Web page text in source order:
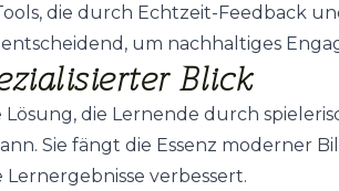
die durch Echtzeit-Feedback
um nachhaltiges
Blick
Lösung, die Lernende durch
Sie fängt die Essenz moderner
verbessert.